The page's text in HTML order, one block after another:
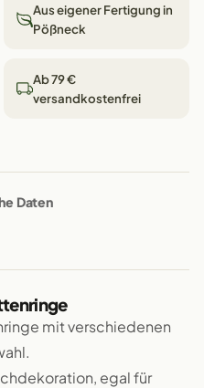
Aus eigener Fertigung in
Pößneck
Ab 79 €
versandkostenfrei
Daten
mit verschiedenen
egal für